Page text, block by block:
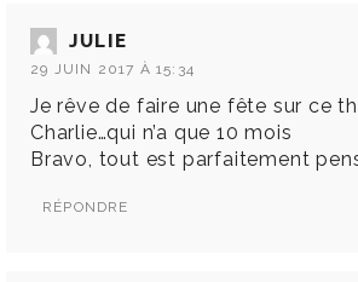
JULIE
29 JUIN 2017 À 15:34
Je rêve de faire une fête sur ce
Charlie…qui n’a que 10 mois
Bravo, tout est parfaitement
RÉPONDRE